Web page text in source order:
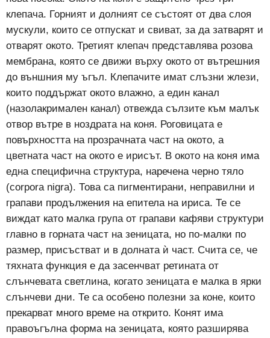
клепача. Горният и долният се състоят от два слоя
мускули, които се отпускат и свиват, за да затварят и
отварят окото. Третият клепач представлява розова
мембрана, която се движи върху окото от вътрешния
до външния му ъгъл. Клепачите имат слъзни жлези,
които поддържат окото влажно, а един канал
(назолакримален канал) отвежда сълзите към малък
отвор вътре в ноздрата на коня. Роговицата е
повърхността на прозрачната част на окото, а
цветната част на окото е ирисът. В окото на коня има
една специфична структура, наречена черно тяло
(corpora nigra). Това са пигментирани, неправилни и
грапави продължения на епитела на ириса. Те се
виждат като малка група от грапави кафяви структури
главно в горната част на зеницата, но по-малки по
размер, присъстват и в долната ѝ част. Счита се, че
тяхната функция е да засенчват ретината от
слънчевата светлина, когато зеницата е малка в ярки
слънчеви дни. Те са особено полезни за коне, които
прекарват много време на открито. Конят има
правоъгълна форма на зеницата, която разширява